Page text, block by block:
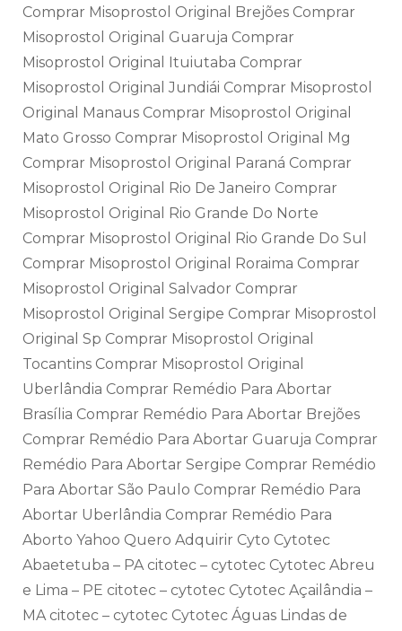
Comprar Misoprostol Original Brejões Comprar
Misoprostol Original Guaruja Comprar
Misoprostol Original Ituiutaba Comprar
Misoprostol Original Jundiái Comprar Misoprostol
Original Manaus Comprar Misoprostol Original
Mato Grosso Comprar Misoprostol Original Mg
Comprar Misoprostol Original Paraná Comprar
Misoprostol Original Rio De Janeiro Comprar
Misoprostol Original Rio Grande Do Norte
Comprar Misoprostol Original Rio Grande Do Sul
Comprar Misoprostol Original Roraima Comprar
Misoprostol Original Salvador Comprar
Misoprostol Original Sergipe Comprar Misoprostol
Original Sp Comprar Misoprostol Original
Tocantins Comprar Misoprostol Original
Uberlândia Comprar Remédio Para Abortar
Brasília Comprar Remédio Para Abortar Brejões
Comprar Remédio Para Abortar Guaruja Comprar
Remédio Para Abortar Sergipe Comprar Remédio
Para Abortar São Paulo Comprar Remédio Para
Abortar Uberlândia Comprar Remédio Para
Aborto Yahoo Quero Adquirir Cyto Cytotec
Abaetetuba – PA citotec – cytotec Cytotec Abreu
e Lima – PE citotec – cytotec Cytotec Açailândia –
MA citotec – cytotec Cytotec Águas Lindas de